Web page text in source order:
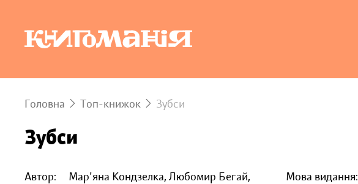
Головна Топ-книжок Зубси
Зубси
Автор:
Мар'яна Кондзелка, Любомир Бегай,
Мова видання: